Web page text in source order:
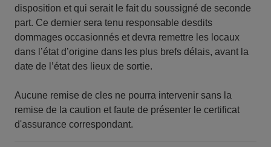
disposition et qui serait le fait du soussigné de seconde
part. Ce dernier sera tenu responsable desdits
dommages occasionnés et devra remettre les locaux
dans l’état d’origine dans les plus brefs délais, avant la
date de l’état des lieux de sortie.
Aucune remise de cles ne pourra intervenir sans la
remise de la caution et faute de présenter le certificat
d'assurance correspondant.